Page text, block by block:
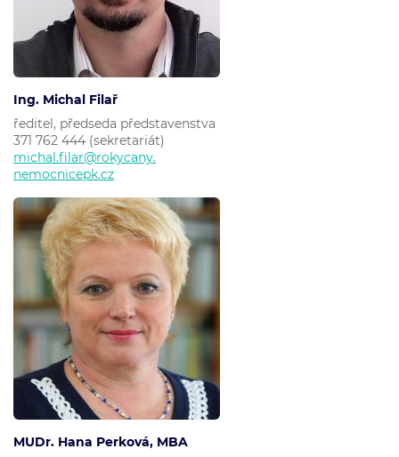
Ing. Michal Filař
ředitel, předseda představenstva
371 762 444 (sekretariát)
michal.filar@rokycany.
nemocnicepk.cz
MUDr. Hana Perková, MBA